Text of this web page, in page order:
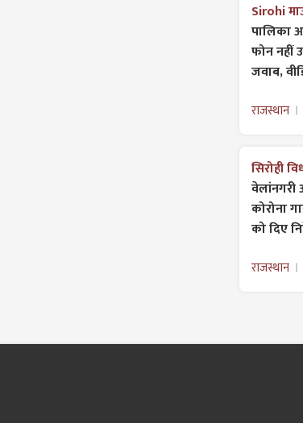
Sirohi
पालिका
फोन नहीं
जवाब,
राजस्थान
सिरोही
वेलांनगरी
कोरोना
को दिए
राजस्थान